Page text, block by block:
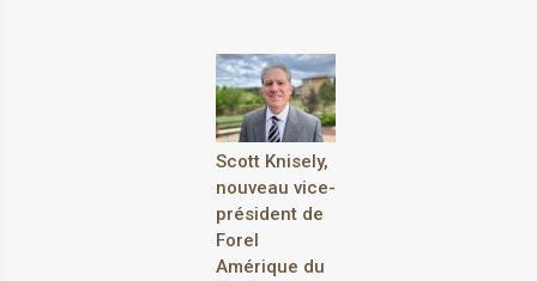
Scott Knisely,
nouveau vice-
président de
Forel
Amérique du